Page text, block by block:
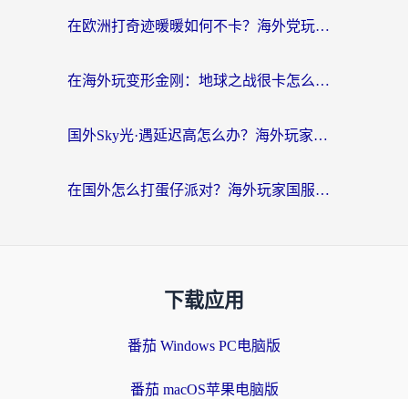
在欧洲打奇迹暖暖如何不卡？海外党玩国服游戏的终极加速攻略
在海外玩变形金刚：地球之战很卡怎么办？老玩家亲测的加速器指南，解决卡顿烦恼
国外Sky光·遇延迟高怎么办？海外玩家国服游戏加速终极指南（附实测技巧）
在国外怎么打蛋仔派对？海外玩家国服游戏加速避坑指南（附实测推荐）
下载应用
番茄 Windows PC电脑版
番茄 macOS苹果电脑版